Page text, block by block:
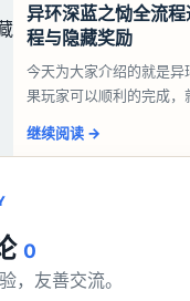
异环深蓝之恸全流
程与隐藏奖励
今天为大家介绍的就是异
果玩家可以顺利的完成，
比较高的，对于那些新手
继续阅读 →
0
，友善交流。